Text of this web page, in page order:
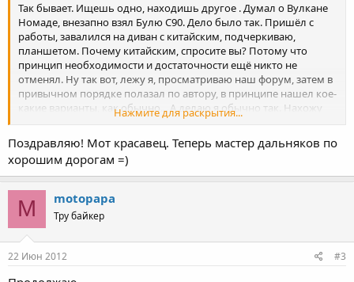
Так бывает. Ищешь одно, находишь другое . Думал о Вулкане
Номаде, внезапно взял Булю С90. Дело было так. Пришёл с
работы, завалился на диван с китайским, подчеркиваю,
планшетом. Почему китайским, спросите вы? Потому что
принцип необходимости и достаточности ещё никто не
отменял. Ну так вот, лежу я, просматриваю наш форум, затем в
привычном порядке полазал по автору, в принципе нашел кое-
какие варианты, как обычно... А делаю я обычно так. Нахожу
чё-нить и закидываю письмо в личку на автору. Потому что
какой смысл звонить в Москву, а тем более в мотосалон
например? И вы таки думаете, что кто-нибудь отвечает? Хотя
во многих объявлениях пишут, что по запросу вышлют
дополнительные фото, VIN-номер например... Ага, щас. Ничего
не высылают, не хотят, не делают, и делать не будут!
Проверено на личном опыте за последние пару лет. Теперь о
поисках. Идеей найти нормальный мотоцикл увлёкся давно, в
принципе можно сказать, что этот вопрос подспудно висел в
воздухе всегда. Но к своей цели надо идти неуклонно, имхо, и
даже если в данный момент мазы нет, потом непременно
будет. Продолжение следует.. Stay tuned.
Нажмите для раскрытия...
Поздравляю! Мот красавец. Теперь мастер дальняков по
хорошим дорогам =)
M motopapa
Тру байкер
22 Июн 2012 #3